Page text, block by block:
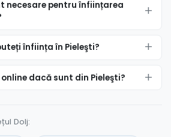
necesare pentru înființarea
înființa în Pieleşti?
dacă sunt din Pieleşti?
Dolj: